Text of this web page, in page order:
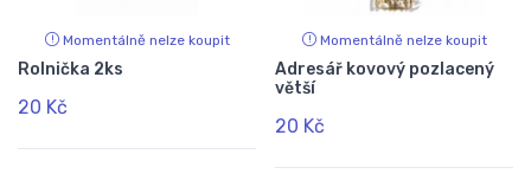
Momentálně nelze koupit
Rolnička 2ks
20 Kč
Momentálně nelze koupit
Adresář kovový pozlacený
větší
20 Kč